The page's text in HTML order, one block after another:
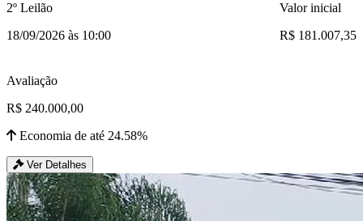
2º Leilão
18/09/2026 às 10:00
Valor inicial
R$ 181.007,35
Avaliação
R$ 240.000,00
Economia de até 24.58%
Ver Detalhes